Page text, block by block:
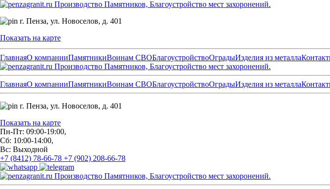
Производство Памятников, Благоустройство мест захоронений.
г. Пенза, ул. Новоселов, д. 401
Показать на карте
ГлавнаяО компанииПамятникиВоинам СВОБлагоустройствоОградыИзделия из металла
Производство Памятников, Благоустройство мест захоронений.
ГлавнаяО компанииПамятникиВоинам СВОБлагоустройствоОградыИзделия из металла
г. Пенза, ул. Новоселов, д. 401
Показать на карте
Пн-Пт: 09:00-19:00,
Сб: 10:00-14:00,
Вс: Выходной
+7 (8412) 78-66-78 +7 (902) 208-66-78
Производство Памятников, Благоустройство мест захоронений.